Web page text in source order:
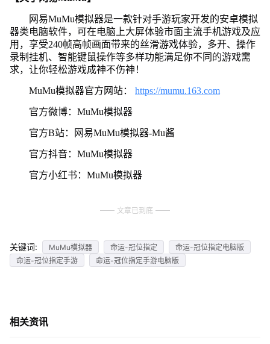
网易MuMu模拟器是一款针对手游玩家开发的安卓模拟
器类电脑软件，可在电脑上大屏体验市面主流手机游戏及应
用，享受240帧高帧画面带来的丝滑游戏体验，多开、操作
录制挂机、智能键鼠操作等多样功能满足你不同的游戏需
求，让你轻松游戏成神不伤神！
MuMu模拟器官方网站： https://mumu.163.com
官方微博：MuMu模拟器
官方B站：网易MuMu模拟器-Mu酱
官方抖音：MuMu模拟器
官方小红书：MuMu模拟器
文章已到底
关键词: MuMu模拟器 命运-冠位指定
命运-冠位指定电脑版
命运-冠位指定手游
命运-冠位指定手游电脑版
相关资讯